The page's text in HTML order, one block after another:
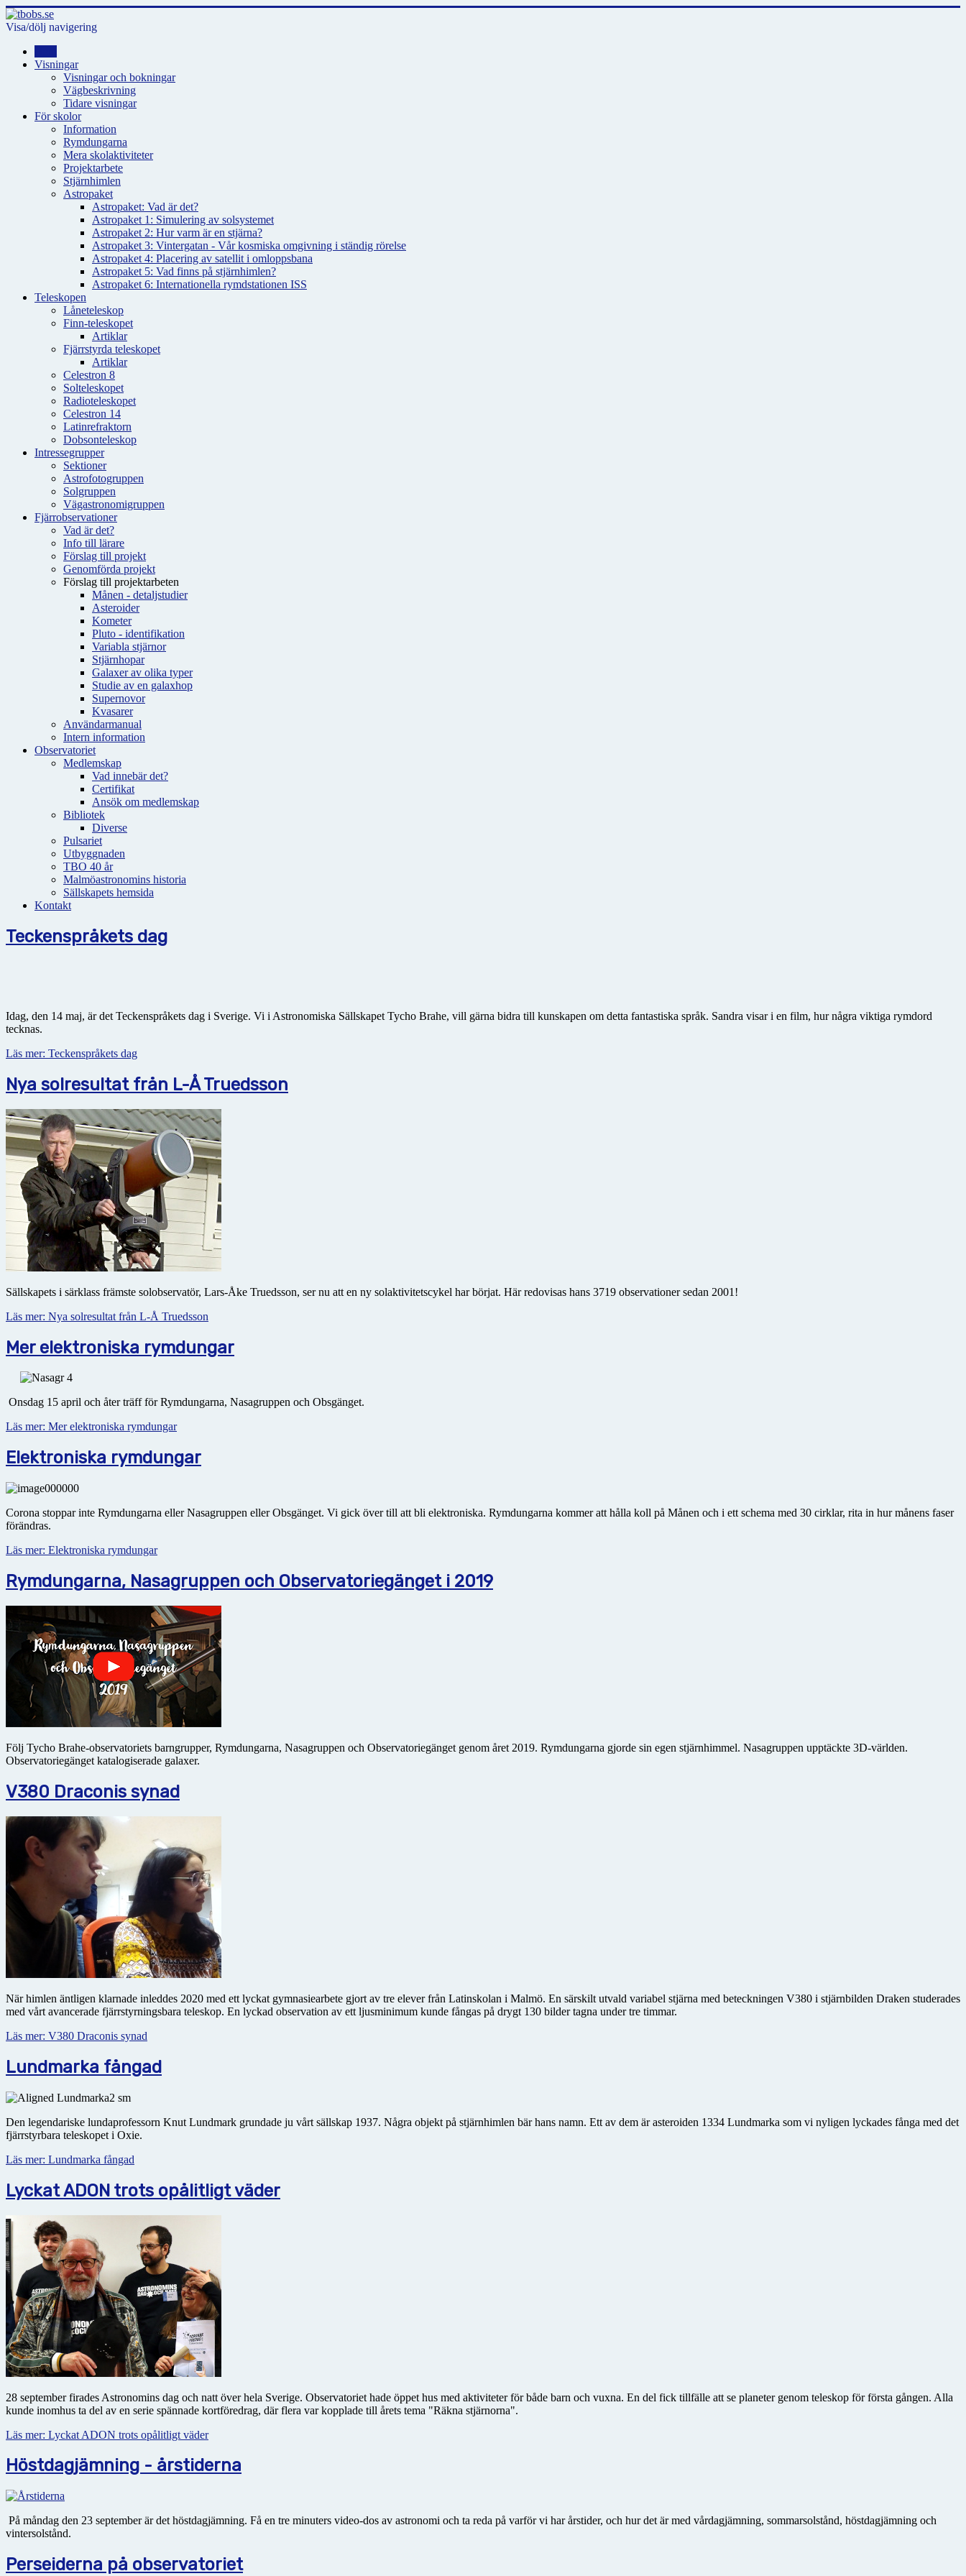
Visa/dölj navigering
Visningar
Visningar och bokningar
Vägbeskrivning
Tidare visningar
För skolor
Information
Rymdungarna
Mera skolaktiviteter
Projektarbete
Stjärnhimlen
Astropaket
Astropaket: Vad är det?
Astropaket 1: Simulering av solsystemet
Astropaket 2: Hur varm är en stjärna?
Astropaket 3: Vintergatan - Vår kosmiska omgivning i ständig rörelse
Astropaket 4: Placering av satellit i omloppsbana
Astropaket 5: Vad finns på stjärnhimlen?
Astropaket 6: Internationella rymdstationen ISS
Teleskopen
Låneteleskop
Finn-teleskopet
Artiklar
Fjärrstyrda teleskopet
Artiklar
Celestron 8
Solteleskopet
Radioteleskopet
Celestron 14
Latinrefraktorn
Dobsonteleskop
Intressegrupper
Sektioner
Astrofotogruppen
Solgruppen
Vägastronomigruppen
Fjärrobservationer
Vad är det?
Info till lärare
Förslag till projekt
Genomförda projekt
Förslag till projektarbeten
Månen - detaljstudier
Asteroider
Kometer
Pluto - identifikation
Variabla stjärnor
Stjärnhopar
Galaxer av olika typer
Studie av en galaxhop
Supernovor
Kvasarer
Användarmanual
Intern information
Observatoriet
Medlemskap
Vad innebär det?
Certifikat
Ansök om medlemskap
Bibliotek
Diverse
Pulsariet
Utbyggnaden
TBO 40 år
Malmöastronomins historia
Sällskapets hemsida
Kontakt
Teckenspråkets dag
Idag, den 14 maj, är det Teckenspråkets dag i Sverige. Vi i Astronomiska Sällskapet Tycho Brahe, vill gärna bidra till kunskapen om detta fantastiska språk. Sandra visar i en film, hur några viktiga rymdord
tecknas.
Läs mer: Teckenspråkets dag
Nya solresultat från L-Å Truedsson
Sällskapets i särklass främste solobservatör, Lars-Åke Truedsson, ser nu att en ny solaktivitetscykel har börjat. Här redovisas hans 3719 observationer sedan 2001!
Läs mer: Nya solresultat från L-Å Truedsson
Mer elektroniska rymdungar
Onsdag 15 april och åter träff för Rymdungarna, Nasagruppen och Obsgänget.
Läs mer: Mer elektroniska rymdungar
Elektroniska rymdungar
Corona stoppar inte Rymdungarna eller Nasagruppen eller Obsgänget. Vi gick över till att bli elektroniska. Rymdungarna kommer att hålla koll på Månen och i ett schema med 30 cirklar, rita in hur månens faser
förändras.
Läs mer: Elektroniska rymdungar
Rymdungarna, Nasagruppen och Observatoriegänget i 2019
Följ Tycho Brahe-observatoriets barngrupper, Rymdungarna, Nasagruppen och Observatoriegänget genom året 2019. Rymdungarna gjorde sin egen stjärnhimmel. Nasagruppen upptäckte 3D-världen.
Observatoriegänget katalogiserade galaxer.
V380 Draconis synad
När himlen äntligen klarnade inleddes 2020 med ett lyckat gymnasiearbete gjort av tre elever från Latin­skolan i Malmö. En särskilt utvald variabel stjärna med beteckningen V380 i stjärnbilden Draken studerades
med vårt avancerade fjärrstyrningsbara teleskop. En lyckad observation av ett ljusminimum kunde fångas på drygt 130 bilder tagna under tre timmar.
Läs mer: V380 Draconis synad
Lundmarka fångad
Den legendariske lundaprofessorn Knut Lundmark grundade ju vårt sällskap 1937. Några objekt på stjärnhimlen bär hans namn. Ett av dem är asteroiden 1334 Lundmarka som vi nyligen lyckades fånga med det
fjärrstyrbara teleskopet i Oxie.
Läs mer: Lundmarka fångad
Lyckat ADON trots opålitligt väder
28 september firades Astronomins dag och natt över hela Sverige. Observatoriet hade öppet hus med aktiviteter för både barn och vuxna. En del fick tillfälle att se planeter genom teleskop för första gången. Alla
kunde inomhus ta del av en serie spännade kortföredrag, där flera var kopplade till årets tema "Räkna stjärnorna".
Läs mer: Lyckat ADON trots opålitligt väder
Höstdagjämning - årstiderna
På måndag den 23 september är det höstdagjämning. Få en tre minuters video-dos av astronomi och ta reda på varför vi har årstider, och hur det är med vårdagjämning, sommarsolstånd, höstdagjämning och
vintersolstånd.
Perseiderna på observatoriet